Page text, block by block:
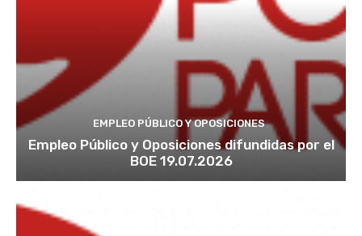
EMPLEO PÚBLICO Y OPOSICIONES
Empleo Público y Oposiciones difundidas por el
BOE 19.07.2026